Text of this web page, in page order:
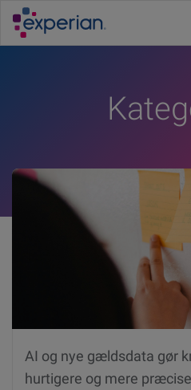
AI og nye gældsdata gør
hurtigere og mere præcise